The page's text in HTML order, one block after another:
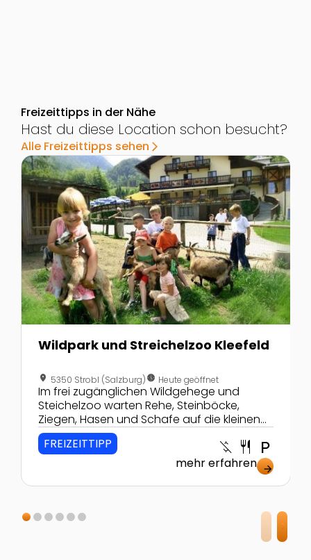
Freizeittipps in der Nähe
Hast du diese Location schon besucht?
Alle Freizeittipps sehen arrow_forward_ios
Zur Detailseite von Wildpark und Streichelzoo
Wildpark und Streichelzoo Kleefeld
location_on 5350 Strobl (Salzburg)nest_clock_farsight_analog Heute geöffnet
Im frei zugänglichen Wildgehege und
Steichelzoo warten Rehe, Steinböcke,
Ziegen, Hasen und Schafe auf die kleinen
Besucherinnen und Besucher.
FREIZEITTIPP money_off restaurant local_parking
mehr erfahren arrow_forward